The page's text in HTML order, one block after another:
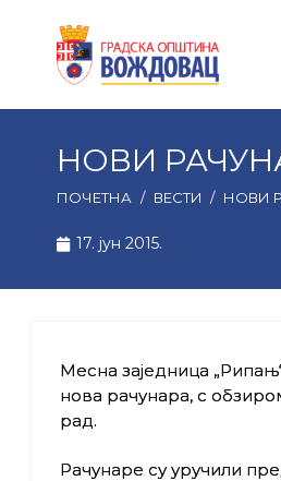
НОВИ
ПОЧЕТНА / ВЕСТИ / НОВИ
17. јун 2015.
Месна заједница
нова рачунара, с
рад.
Рачунаре су уручили